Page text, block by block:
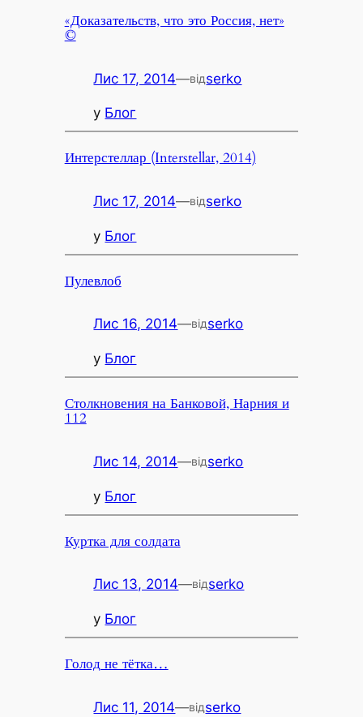
«Доказательств, что это Россия, нет»
©
Лис 17, 2014—відserko
у Блог
Интерстеллар (Interstellar, 2014)
Лис 17, 2014—відserko
у Блог
Пулевлоб
Лис 16, 2014—відserko
у Блог
Столкновения на Банковой, Нарния и
112
Лис 14, 2014—відserko
у Блог
Куртка для солдата
Лис 13, 2014—відserko
у Блог
Голод не тётка…
Лис 11, 2014—відserko